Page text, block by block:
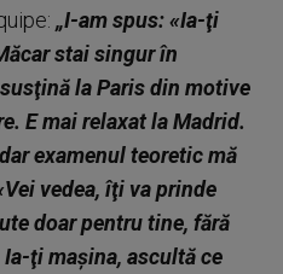
„I-am spus: «Ia-ţi
stai singur în
la Paris din motive
E mai relaxat la Madrid.
examenul teoretic mă
vedea, îţi va prinde
doar pentru tine, fără
ţi maşina, ascultă ce